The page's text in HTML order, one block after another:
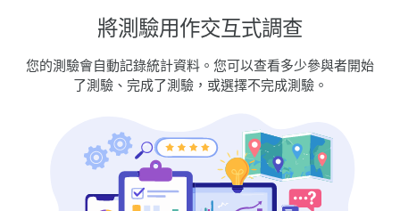
將測驗用作交互式調查
您的測驗會自動記錄統計資料。您可以查看多少參與者開始
了測驗、完成了測驗，或選擇不完成測驗。